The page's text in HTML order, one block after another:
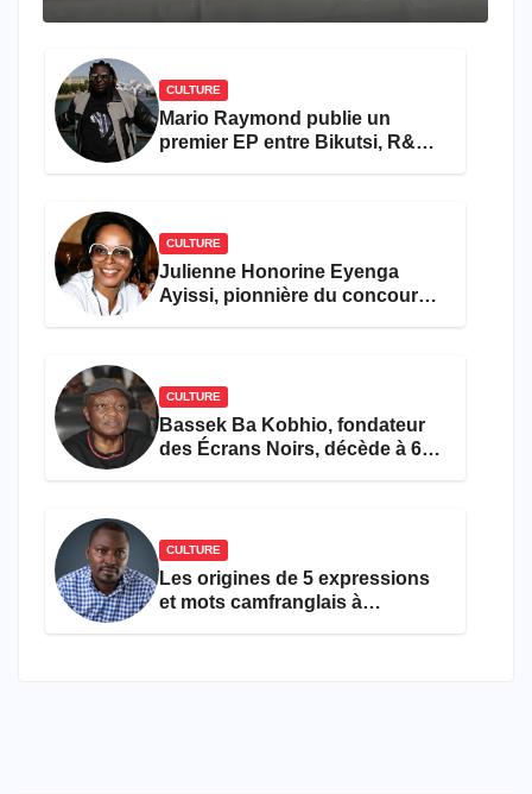
CULTURE
Mario Raymond publie un
premier EP entre Bikutsi, R&B
CULTURE
Julienne Honorine Eyenga
Ayissi, pionnière du concours
CULTURE
Bassek Ba Kobhio, fondateur
des Écrans Noirs, décède à 69
CULTURE
Les origines de 5 expressions
et mots camfranglais à